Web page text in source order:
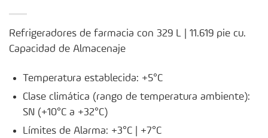
Refrigeradores de farmacia con 329 L | 11.619 pie cu.
Capacidad de Almacenaje
Temperatura establecida: +5°C
Clase climática (rango de temperatura ambiente):
SN (+10°C a +32°C)
Límites de Alarma: +3°C | +7°C